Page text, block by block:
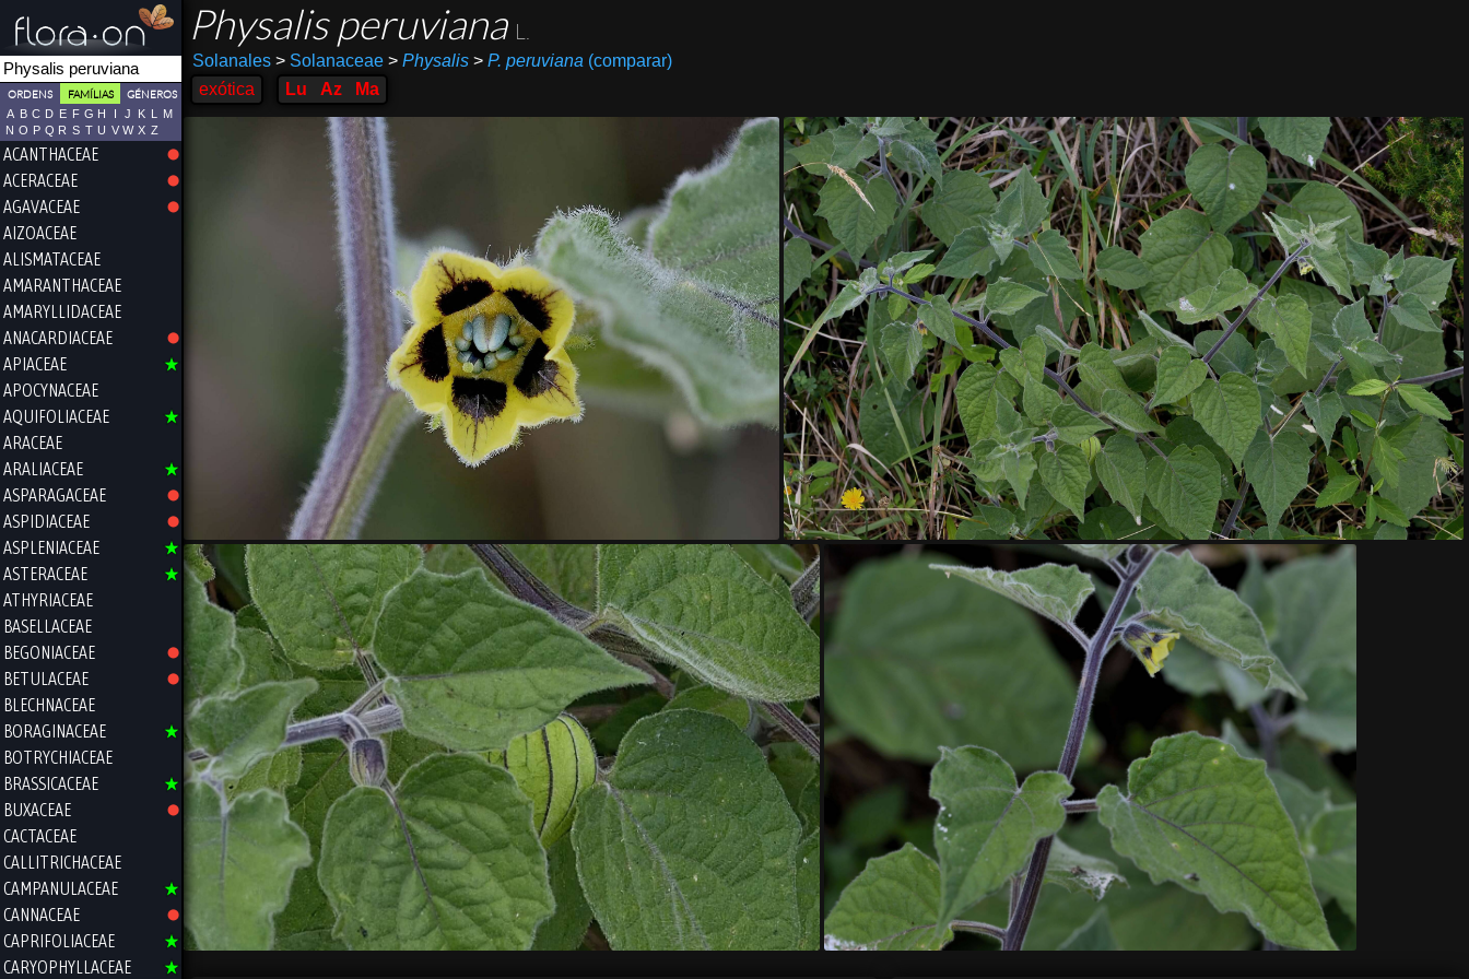
ORDENS FAMÍLIAS GÉNEROS
A B C D E F G H I J K L
M
N O P Q R S T U V W X Z
ACANTHACEAE
ACERACEAE
AGAVACEAE
AIZOACEAE
ALISMATACEAE
AMARANTHACEAE
AMARYLLIDACEAE
ANACARDIACEAE
APIACEAE
APOCYNACEAE
AQUIFOLIACEAE
ARACEAE
ARALIACEAE
ASPARAGACEAE
ASPIDIACEAE
ASPLENIACEAE
ASTERACEAE
ATHYRIACEAE
BASELLACEAE
BEGONIACEAE
BETULACEAE
BLECHNACEAE
BORAGINACEAE
BOTRYCHIACEAE
BRASSICACEAE
BUXACEAE
CACTACEAE
CALLITRICHACEAE
CAMPANULACEAE
CANNACEAE
CAPRIFOLIACEAE
CARYOPHYLLACEAE
Physalis peruviana
Solanales >Solanaceae > Physalis > P. peruviana (comparar)
exótica
Lu Az Ma